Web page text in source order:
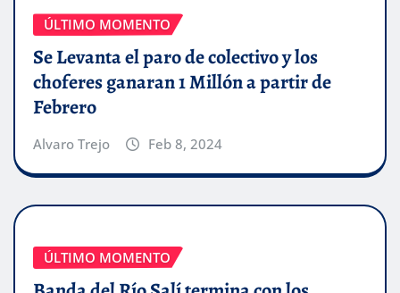
ÚLTIMO MOMENTO
Se Levanta el paro de colectivo y los
choferes ganaran 1 Millón a partir de
Febrero
Alvaro Trejo Feb 8, 2024
ÚLTIMO MOMENTO